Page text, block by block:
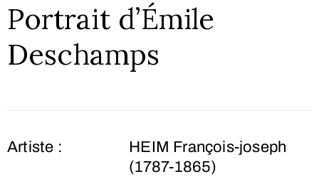
Portrait d’Émile
Deschamps
Artiste :
HEIM François-joseph
(1787-1865)